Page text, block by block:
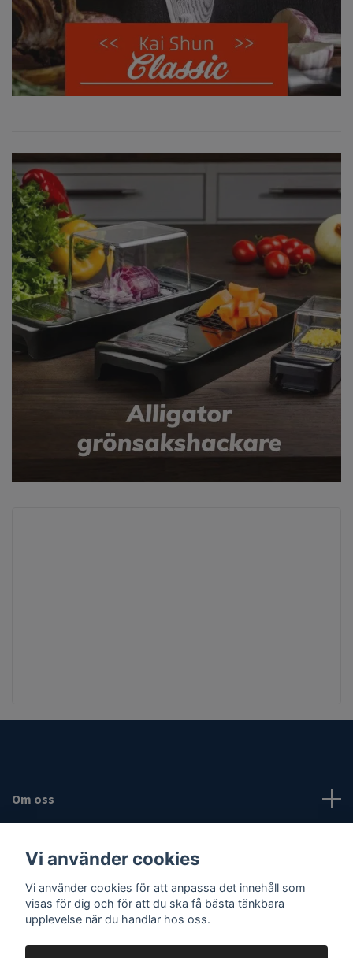
Om oss
Sociala medier
Vi använder cookies
Vi använder cookies för att anpassa det innehåll som
visas för dig och för att du ska få bästa tänkbara
upplevelse när du handlar hos oss.